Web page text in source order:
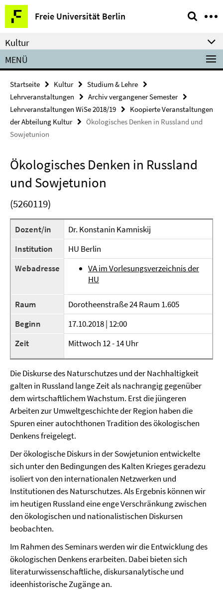
Springe
direkt
zu
Inhalt
Freie Universität Berlin
Service-
Navigation
Kultur
MENÜ
Startseite Kultur
Studium & Lehre
Lehrveranstaltungen
Archiv vergangener Semester
Lehrveranstaltungen WiSe 2018/19
Koopierte Veranstaltungen
der Abteilung Kultur
Ökologisches Denken in Russland und
Sowjetunion
Ökologisches Denken in Russland
und Sowjetunion
(5260119)
Dozent/in
Dr. Konstanin Kamniskij
Institution
HU Berlin
Webadresse
VA im Vorlesungsverzeichnis der
HU
Raum
Dorotheenstraße 24 Raum 1.605
Beginn
17.10.2018 | 12:00
Zeit
Mittwoch 12 - 14 Uhr
Die Diskurse des Naturschutzes und der Nachhaltigkeit
galten in Russland lange Zeit als nachrangig gegenüber
dem wirtschaftlichem Wachstum. Erst die jüngeren
Arbeiten zur Umweltgeschichte der Region haben die
Spuren einer autochthonen Tradition des ökologischen
Denkens freigelegt.
Der ökologische Diskurs in der Sowjetunion entwickelte
sich unter den Bedingungen des Kalten Krieges geradezu
isoliert von den internationalen Netzwerken und
Institutionen des Naturschutzes. Als Ergebnis können wir
im heutigen Russland eine enge Verschränkung zwischen
den ökologischen und nationalistischen Diskursen
beobachten.
Im Rahmen des Seminars werden wir die Entwicklung des
ökologischen Denkens erarbeiten. Dabei bieten sich
literaturwissenschaftliche, diskursanalytische und
ideenhistorische Zugänge an.